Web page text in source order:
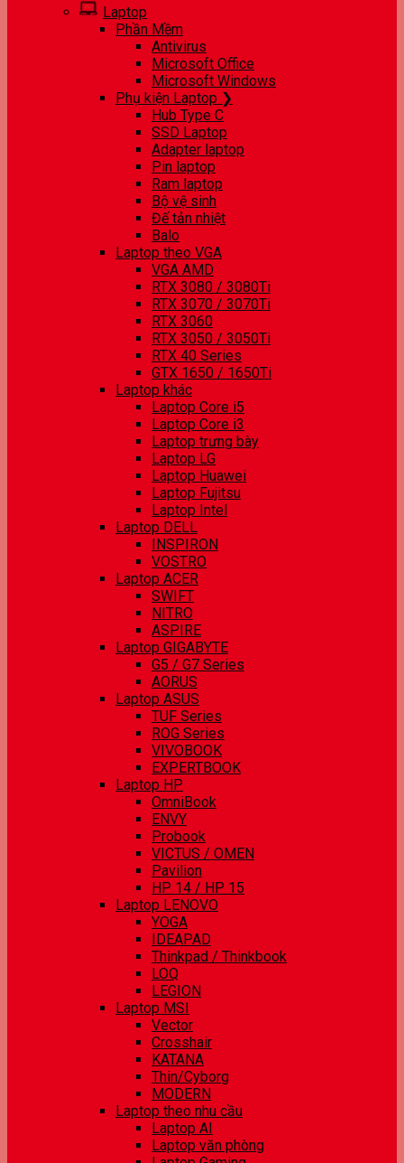
Laptop
Phần Mềm
Antivirus
Microsoft Office
Microsoft Windows
Phụ kiện Laptop ❯
Hub Type C
SSD Laptop
Adapter laptop
Pin laptop
Ram laptop
Bộ vệ sinh
Đế tản nhiệt
Balo
Laptop theo VGA
VGA AMD
RTX 3080 / 3080Ti
RTX 3070 / 3070Ti
RTX 3060
RTX 3050 / 3050Ti
RTX 40 Series
GTX 1650 / 1650Ti
Laptop khác
Laptop Core i5
Laptop Core i3
Laptop trưng bày
Laptop LG
Laptop Huawei
Laptop Fujitsu
Laptop Intel
Laptop DELL
INSPIRON
VOSTRO
Laptop ACER
SWIFT
NITRO
ASPIRE
Laptop GIGABYTE
G5 / G7 Series
AORUS
Laptop ASUS
TUF Series
ROG Series
VIVOBOOK
EXPERTBOOK
Laptop HP
OmniBook
ENVY
Probook
VICTUS / OMEN
Pavilion
HP 14 / HP 15
Laptop LENOVO
YOGA
IDEAPAD
Thinkpad / Thinkbook
LOQ
LEGION
Laptop MSI
Vector
Crosshair
KATANA
Thin/Cyborg
MODERN
Laptop theo nhu cầu
Laptop AI
Laptop văn phòng